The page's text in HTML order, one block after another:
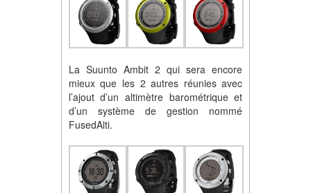
La Suunto Ambit 2 qui sera encore
mieux que les 2 autres réunies avec
l’ajout d’un altimètre barométrique et
d’un système de gestion nommé
FusedAlti.